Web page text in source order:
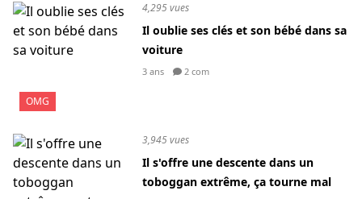
OMG
4,295 vues
Il oublie ses clés et son bébé dans sa
voiture
3 ans 2 com
3,945 vues
Il s'offre une descente dans un
toboggan extrême, ça tourne mal